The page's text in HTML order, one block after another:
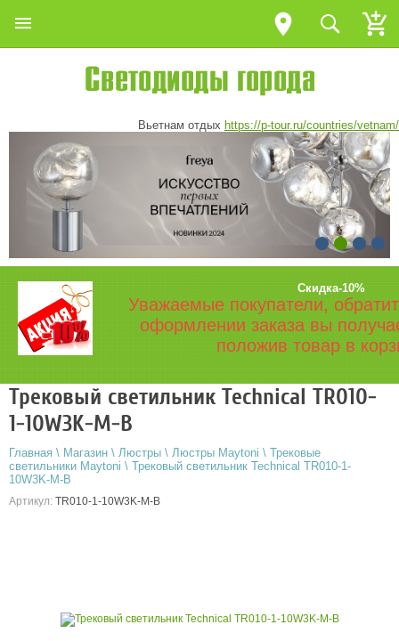
Вьетнам отдых https://p-tour.ru/countries/vetnam/
Скидка-10%
Уважаемые покупатели,
оформлении заказа вы
положив товар в
Трековый светильник Technical TR010-
1-10W3K-M-B
Главная \ Магазин \ Люстры \ Люстры Maytoni \ Трековые
светильники Maytoni \ Трековый светильник Technical TR010-1-
10W3K-M-B
Артикул: TR010-1-10W3K-M-B